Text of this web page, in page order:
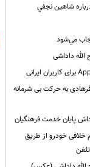
شاهين نجفي
مي‌شود
داداشی
به حرکت بی شرمانه
خلافی خودرو از طریق
تلفن